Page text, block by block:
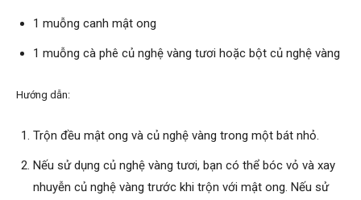
1 muỗng canh mật ong
1 muỗng cà phê củ nghệ vàng tươi hoặc bột củ nghệ vàng
Hướng dẫn:
Trộn đều mật ong và củ nghệ vàng trong một bát nhỏ.
Nếu sử dụng củ nghệ vàng tươi, bạn có thể bóc vỏ và xay
nhuyễn củ nghệ vàng trước khi trộn với mật ong. Nếu sử